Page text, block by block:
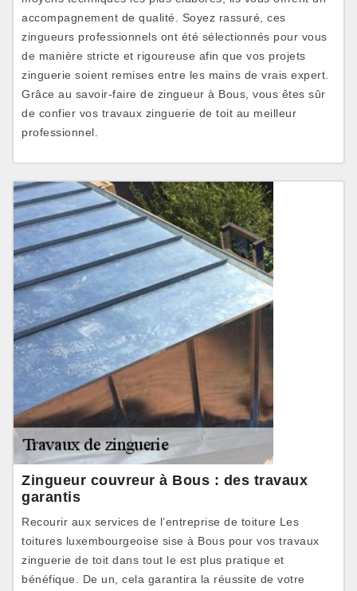
accompagnement de qualité. Soyez rassuré, ces
zingueurs professionnels ont été sélectionnés pour vous
de manière stricte et rigoureuse afin que vos projets
zinguerie soient remises entre les mains de vrais expert.
Grâce au savoir-faire de zingueur à Bous, vous êtes sûr
de confier vos travaux zinguerie de toit au meilleur
professionnel.
Zingueur couvreur à Bous : des travaux
garantis
Recourir aux services de l’entreprise de toiture Les
toitures luxembourgeoise sise à Bous pour vos travaux
zinguerie de toit dans tout le est plus pratique et
bénéfique. De un, cela garantira la réussite de votre